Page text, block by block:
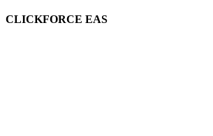
CLICKFORCE EAS